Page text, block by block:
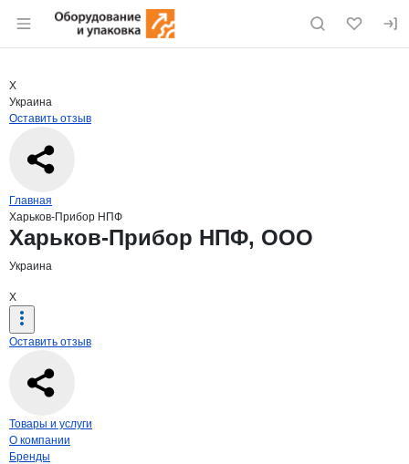
Раздел навигации по сайту eqinfo.ru
Страница компании
Страница компании
Краткая информация о компании
Х
Украина
Оставить отзыв
Навигация по сайту
Главная
Харьков-Прибор НПФ
Основная информация о компании
Харьков-Прибор НПФ, ООО
Украина
Х
Оставить отзыв
Навигация по странице
Товары и услуги
О компании
Бренды